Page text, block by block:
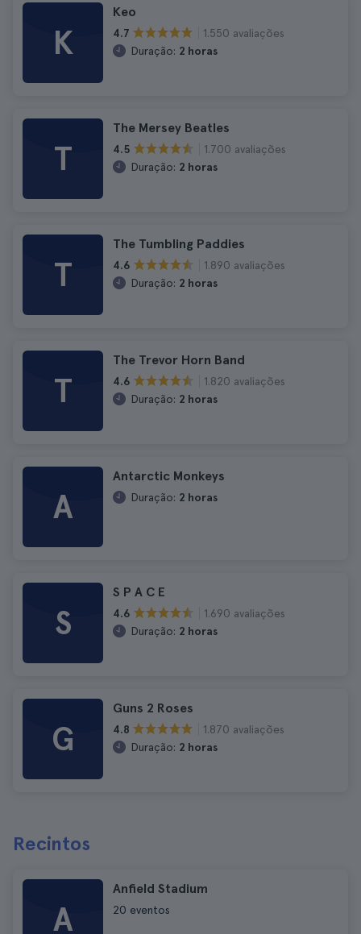
K
Keo
4.7
1.550 avaliações
Duração: 2 horas
T
The Mersey Beatles
4.5
1.700 avaliações
Duração: 2 horas
T
The Tumbling Paddies
4.6
1.890 avaliações
Duração: 2 horas
T
The Trevor Horn Band
4.6
1.820 avaliações
Duração: 2 horas
A
Antarctic Monkeys
Duração: 2 horas
S
S P A C E
4.6
1.690 avaliações
Duração: 2 horas
G
Guns 2 Roses
4.8
1.870 avaliações
Duração: 2 horas
Recintos
A
Anfield Stadium
20 eventos